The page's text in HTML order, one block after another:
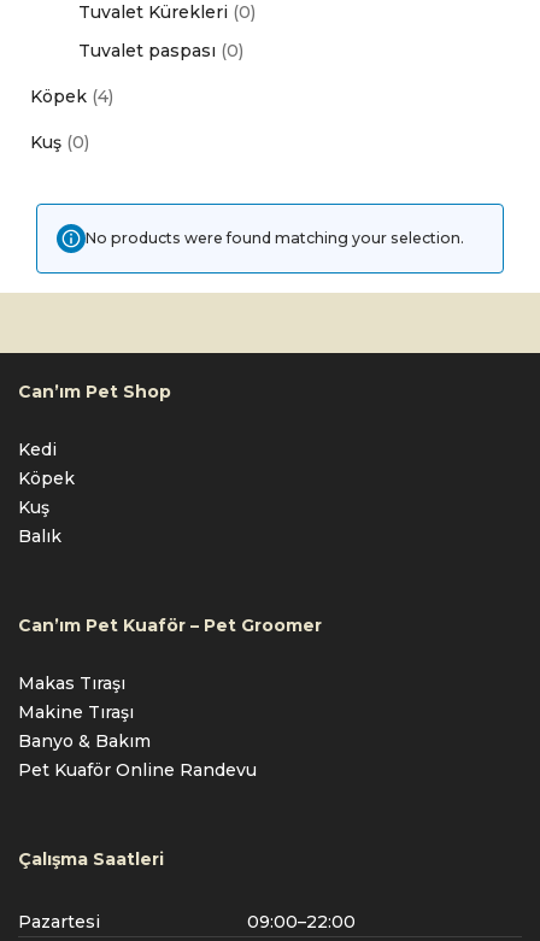
Tuvalet Kürekleri (0)
Tuvalet paspası (0)
Köpek (4)
Kuş (0)
No products were found matching your selection.
Can’ım Pet Shop
Kedi
Köpek
Kuş
Balık
Can’ım Pet Kuaför – Pet Groomer
Makas Tıraşı
Makine Tıraşı
Banyo & Bakım
Pet Kuaför Online Randevu
Çalışma Saatleri
Pazartesi
09:00–22:00